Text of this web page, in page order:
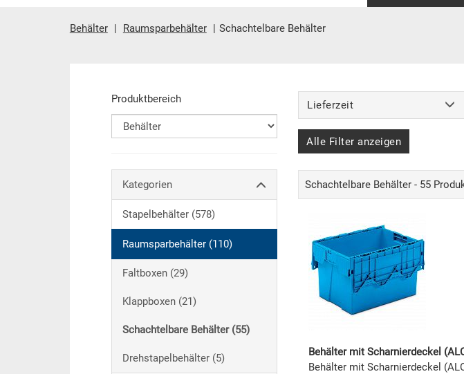
Behälter Raumsparbehälter Schachtelbare Behälter
Produktbereich
Kategorien
Stapelbehälter (578)
Raumsparbehälter (110)
Faltboxen (29)
Klappboxen (21)
Schachtelbare Behälter (55)
Drehstapelbehälter (5)
Lieferzeit
Alle Filter anzeigen
Schachtelbare Behälter - 55
Behälter mit Scharnierdeckel
Behälter mit Scharnierdeckel